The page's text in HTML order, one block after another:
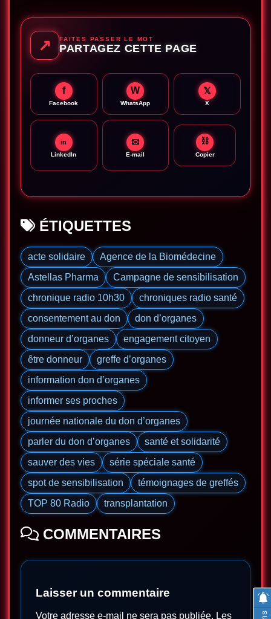
↗ FAITES PASSER LE MOT
PARTAGEZ CETTE PAGE
f
Facebook
W
WhatsApp
𝕏
X
in
LinkedIn
✉
E-mail
⛓
Copier
ÉTIQUETTES
acte solidaire
Agence de la Biomédecine
Astellas Pharma
Campagne de sensibilisation
chronique radio 10h30
chroniques radio santé
consentement au don
don d’organes
donneur d’organes
engagement citoyen
être donneur
greffe d’organes
information don d’organes
informer ses proches
journée nationale du don d’organes
parler du don d’organes
santé et solidarité
sauver des vies
série spéciale santé
spot de sensibilisation
témoignages de greffés
TOP 80 Radio
transplantation
COMMENTAIRES
Laisser un commentaire
Votre adresse e-mail ne sera pas publiée. Les